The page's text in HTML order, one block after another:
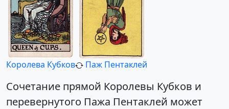
Королева Кубков Паж Пентаклей
Сочетание прямой Королевы Кубков и
перевернутого Пажа Пентаклей может